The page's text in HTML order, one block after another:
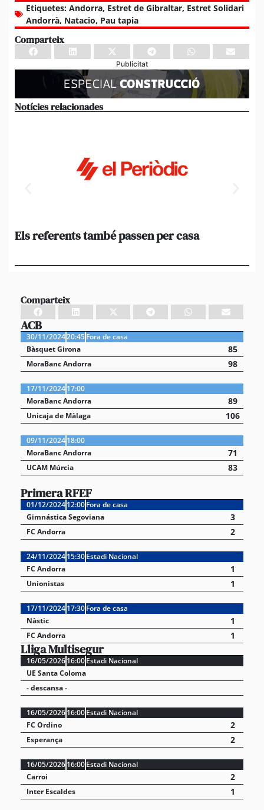
Etiquetes: Andorra, Estret de Gibraltar, Estret Solidari
Andorrà, Natacio, Pau tapia
Comparteix
Publicitat
Notícies relacionades
Els referents també passen per casa
Comparteix
ACB
30/11/202420:45Fora de casa
Bàsquet Girona
85
MoraBanc Andorra 98
17/11/202417:00
MoraBanc Andorra
89
Unicaja de Màlaga 106
09/11/202418:00
MoraBanc Andorra
71
UCAM Múrcia 83
Primera RFEF
01/12/202412:00Fora de casa
Gimnástica Segoviana
3
FC Andorra 2
24/11/202415:30Estadi Nacional
FC Andorra
1
Unionistas 1
17/11/202417:30Fora de casa
Nàstic
1
FC Andorra 1
Lliga Multisegur
16/05/202616:00Estadi Nacional
UE Santa Coloma
- descansa -
16/05/202616:00Estadi Nacional
FC Ordino
2
Esperança 2
16/05/202616:00Estadi Nacional
Carroi
2
Inter Escaldes 1